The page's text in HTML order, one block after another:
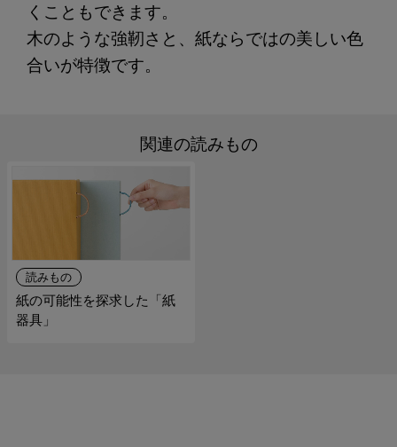
くこともできます。
木のような強靭さと、紙ならではの美しい色
合いが特徴です。
関連の読みもの
読みもの
紙の可能性を探求した「紙
器具」